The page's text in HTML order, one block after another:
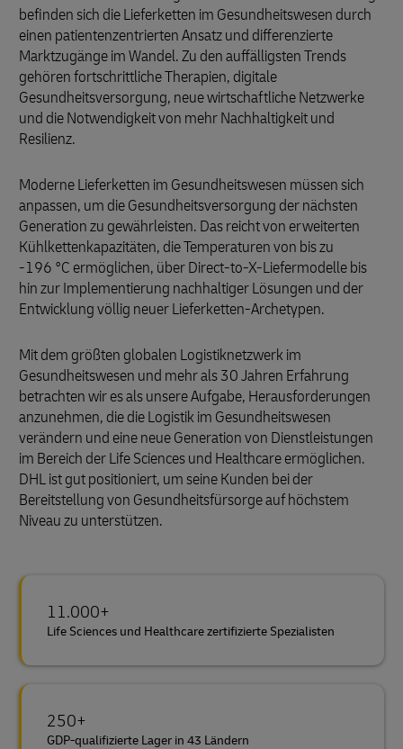
befinden sich die Lieferketten im Gesundheitswesen durch
einen patientenzentrierten Ansatz und differenzierte
Marktzugänge im Wandel. Zu den auffälligsten Trends
gehören fortschrittliche Therapien, digitale
Gesundheitsversorgung, neue wirtschaftliche Netzwerke
und die Notwendigkeit von mehr Nachhaltigkeit und
Resilienz.
Moderne Lieferketten im Gesundheitswesen müssen sich
anpassen, um die Gesundheitsversorgung der nächsten
Generation zu gewährleisten. Das reicht von erweiterten
Kühlkettenkapazitäten, die Temperaturen von bis zu
-196 °C ermöglichen, über Direct-to-X-Liefermodelle bis
hin zur Implementierung nachhaltiger Lösungen und der
Entwicklung völlig neuer Lieferketten-Archetypen.
Mit dem größten globalen Logistiknetzwerk im
Gesundheitswesen und mehr als 30 Jahren Erfahrung
betrachten wir es als unsere Aufgabe, Herausforderungen
anzunehmen, die die Logistik im Gesundheitswesen
verändern und eine neue Generation von Dienstleistungen
im Bereich der Life Sciences und Healthcare ermöglichen.
DHL ist gut positioniert, um seine Kunden bei der
Bereitstellung von Gesundheitsfürsorge auf höchstem
Niveau zu unterstützen.
11.000+
Life Sciences und Healthcare zertifizierte Spezialisten
250+
GDP-qualifizierte Lager in 43 Ländern